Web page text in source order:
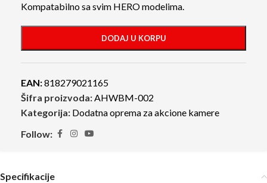
Kompatabilno sa svim HERO modelima.
DODAJ U KORPU
EAN:818279021165
Šifra proizvoda:AHWBM-002
Kategorija: Dodatna oprema za akcione kamere
Follow:
Specifikacije